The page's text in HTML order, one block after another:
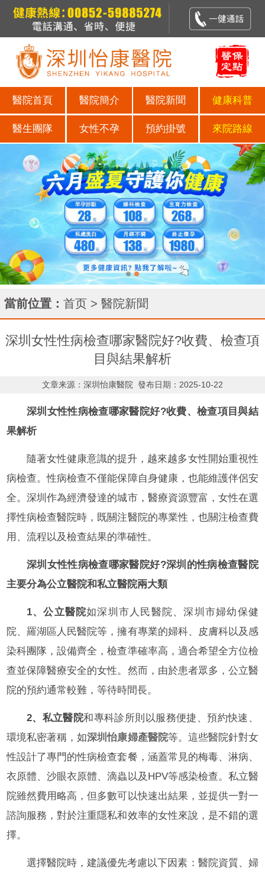
醫院首頁 醫院簡介 醫院新聞 健康科普
醫生團隊 女性不孕 預約掛號 來院路線
當前位置： 首页 > 醫院新聞
深圳女性性病檢查哪家醫院好?收費、檢查項
目與結果解析
文章来源：深圳怡康醫院 發布日期：2025-10-22
深圳女性性病檢查哪家醫院好?收費、檢查項目與結
果解析
隨著女性健康意識的提升，越來越多女性開始重視性
病檢查。性病檢查不僅能保障自身健康，也能維護伴侶安
全。深圳作為經濟發達的城市，醫療資源豐富，女性在選
擇性病檢查醫院時，既關注醫院的專業性，也關注檢查費
用、流程以及檢查結果的準確性。
深圳女性性病檢查哪家醫院好?深圳的性病檢查醫院
主要分為公立醫院和私立醫院兩大類
1、公立醫院如深圳市人民醫院、深圳市婦幼保健
院、羅湖區人民醫院等，擁有專業的婦科、皮膚科以及感
染科團隊，設備齊全，檢查準確率高，適合希望全方位檢
查並保障醫療安全的女性。然而，由於患者眾多，公立醫
院的預約通常較難，等待時間長。
2、私立醫院和專科診所則以服務便捷、預約快速、
環境私密著稱，如深圳怡康婦產醫院等。這些醫院針對女
性設計了專門的性病檢查套餐，涵蓋常見的梅毒、淋病、
衣原體、沙眼衣原體、滴蟲以及HPV等感染檢查。私立醫
院雖然費用略高，但多數可以快速出結果，並提供一對一
諮詢服務，對於注重隱私和效率的女性來說，是不錯的選
擇。
選擇醫院時，建議優先考慮以下因素：醫院資質、婦